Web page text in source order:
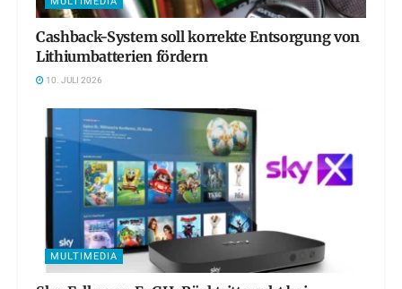
Cashback-System soll korrekte Entsorgung von
Lithiumbatterien fördern
10. JULI 2026
MULTIMEDIA